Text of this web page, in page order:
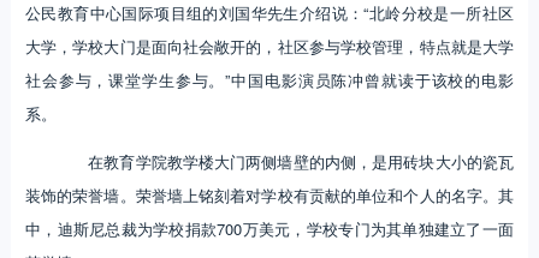
公民教育中心国际项目组的刘国华先生介绍说：“北岭分校是一所社区
大学，学校大门是面向社会敞开的，社区参与学校管理，特点就是大学
社会参与，课堂学生参与。”中国电影演员陈冲曾就读于该校的电影
系。
在教育学院教学楼大门两侧墙壁的内侧，是用砖块大小的瓷瓦
装饰的荣誉墙。荣誉墙上铭刻着对学校有贡献的单位和个人的名字。其
中，迪斯尼总裁为学校捐款700万美元，学校专门为其单独建立了一面